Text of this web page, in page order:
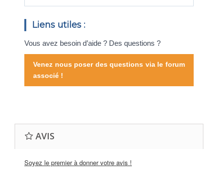
Liens utiles :
Vous avez besoin d’aide ? Des questions ?
Venez nous poser des questions via le forum
associé !
AVIS
Soyez le premier à donner votre avis !